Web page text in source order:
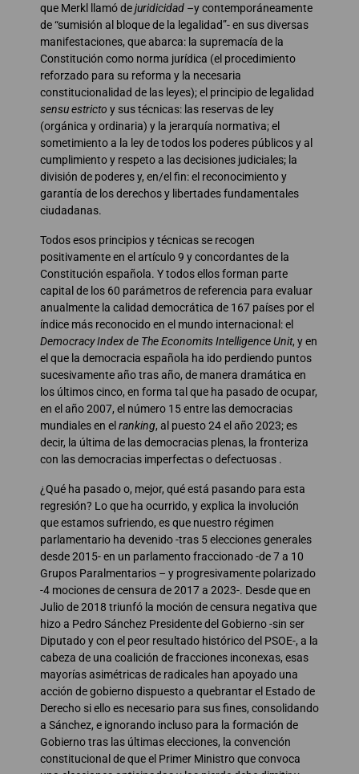
que Merkl llamó dejuridicidad –y contemporáneamente
de “sumisión al bloque de la legalidad”- en sus diversas
manifestaciones, que abarca: la supremacía de la
Constitución como norma jurídica (el procedimiento
reforzado para su reforma y la necesaria
constitucionalidad de las leyes); el principio de legalidad
sensu estricto y sus técnicas: las reservas de ley
(orgánica y ordinaria) y la jerarquía normativa; el
sometimiento a la ley de todos los poderes públicos y al
cumplimiento y respeto a las decisiones judiciales; la
división de poderes y, en/el fin: el reconocimiento y
garantía de los derechos y libertades fundamentales
ciudadanas.
Todos esos principios y técnicas se recogen
positivamente en el artículo 9 y concordantes de la
Constitución española. Y todos ellos forman parte
capital de los 60 parámetros de referencia para evaluar
anualmente la calidad democrática de 167 países por el
índice más reconocido en el mundo internacional: el
Democracy Index de The Economits Intelligence Unit, y en
el que la democracia española ha ido perdiendo puntos
sucesivamente año tras año, de manera dramática en
los últimos cinco, en forma tal que ha pasado de ocupar,
en el año 2007, el número 15 entre las democracias
mundiales en el ranking, al puesto 24 el año 2023; es
decir, la última de las democracias plenas, la fronteriza
con las democracias imperfectas o defectuosas .
¿Qué ha pasado o, mejor, qué está pasando para esta
regresión? Lo que ha ocurrido, y explica la involución
que estamos sufriendo, es que nuestro régimen
parlamentario ha devenido -tras 5 elecciones generales
desde 2015- en un parlamento fraccionado -de 7 a 10
Grupos Paralmentarios – y progresivamente polarizado
-4 mociones de censura de 2017 a 2023-. Desde que en
Julio de 2018 triunfó la moción de censura negativa que
hizo a Pedro Sánchez Presidente del Gobierno -sin ser
Diputado y con el peor resultado histórico del PSOE-, a la
cabeza de una coalición de fracciones inconexas, esas
mayorías asimétricas de radicales han apoyado una
acción de gobierno dispuesto a quebrantar el Estado de
Derecho si ello es necesario para sus fines, consolidando
a Sánchez, e ignorando incluso para la formación de
Gobierno tras las últimas elecciones, la convención
constitucional de que el Primer Ministro que convoca